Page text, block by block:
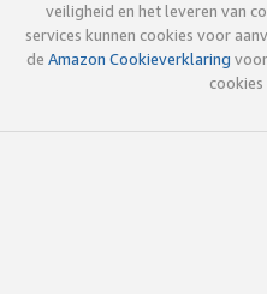
veiligheid en het leveren van
services kunnen cookies voor
de Amazon Cookieverklaring